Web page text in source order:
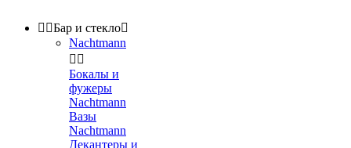
 Бар и стекло
Nachtmann
 
Бокалы и
фужеры
Nachtmann
Вазы
Nachtmann
Декантеры и